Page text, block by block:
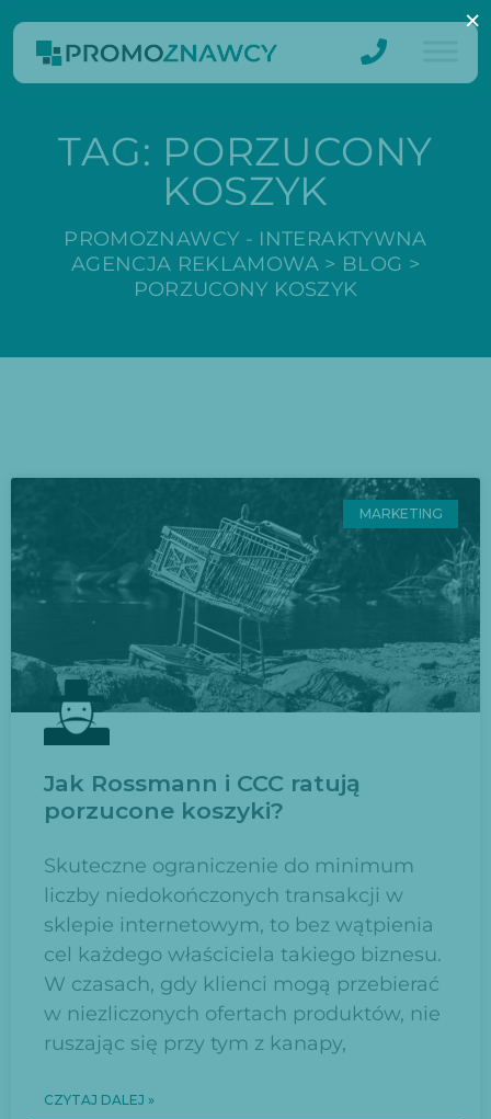
TAG: PORZUCONY
KOSZYK
PROMOZNAWCY - INTERAKTYWNA
AGENCJA REKLAMOWA> BLOG >
PORZUCONY KOSZYK
MARKETING
Jak Rossmann i CCC ratują
porzucone koszyki?
Skuteczne ograniczenie do minimum
liczby niedokończonych transakcji w
sklepie internetowym, to bez wątpienia
cel każdego właściciela takiego biznesu.
W czasach, gdy klienci mogą przebierać
w niezliczonych ofertach produktów, nie
ruszając się przy tym z kanapy,
CZYTAJ DALEJ »
×